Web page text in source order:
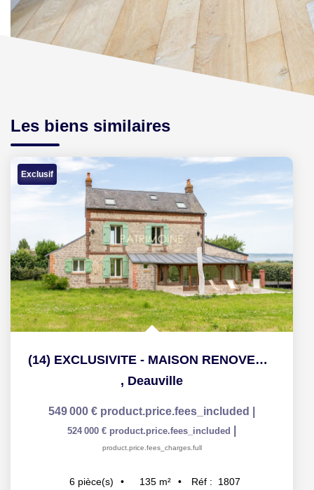
Les biens similaires
Exclusif
(14) EXCLUSIVITE - MAISON RENOVEE 135M² - VUE MER -...
, Deauville
549 000 € product.price.fees_included
524 000 € product.price.fees_included
product.price.fees_charges.full
6 pièce(s) 135 m² Réf : 1807